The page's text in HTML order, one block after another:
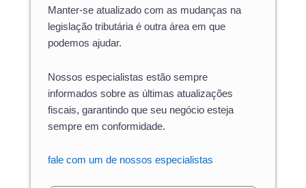
Manter-se atualizado com as mudanças na
legislação tributária é outra área em que
podemos ajudar.
Nossos especialistas estão sempre
informados sobre as últimas atualizações
fiscais, garantindo que seu negócio esteja
sempre em conformidade.
fale com um de nossos especialistas